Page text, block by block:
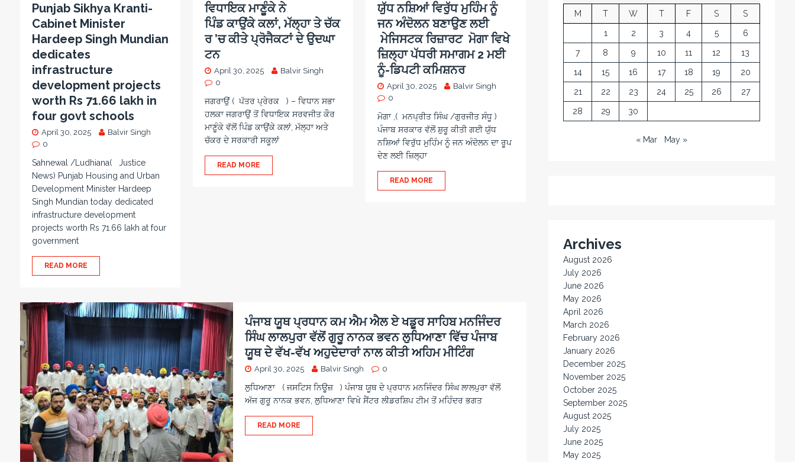
Punjab Sikhya Kranti-
Cabinet Minister
Hardeep Singh Mundian
dedicates
infrastructure
development projects
worth Rs 71.66 lakh in
four govt schools
April 30, 2025
Balvir Singh
0
Sahnewal /Ludhiana( Justice
News) Punjab Housing and Urban
Development Minister Hardeep
Singh Mundian today dedicated
infrastructure development
projects worth Rs 71.66 lakh at four
government
READ MORE
ਵਿਧਾਇਕ ਮਾਣੂੰਕੇ ਨੇ
ਪਿੰਡ ਕਾਉਂਕੇ ਕਲਾਂ, ਮੱਲ੍ਹਾ ਤੇ ਚੱਕ
ਰ ’ਚ ਕੀਤੇ ਪ੍ਰੋਜੈਕਟਾਂ ਦੇ ਉਦਘਾ
ਟਨ
April 30, 2025
Balvir Singh
0
ਜਗਰਾਉਂ ( ਪੱਤਰ ਪ੍ਰੇਰਕ ) – ਵਿਧਾਨ ਸਭਾ
ਹਲਕਾ ਜਗਰਾਉਂ ਤੋਂ ਵਿਧਾ‌ਇਕ ਸਰਵਜੀਤ ਕੌਰ
ਮਾਣੂੰਕੇ ਵੱਲੋਂ ਪਿੰਡ ਕਾਉਂਕੇ ਕਲਾਂ, ਮੱਲ੍ਹਾ ਅਤੇ
ਚੱਕਰ ਦੇ ਸਰਕਾਰੀ ਸਕੂਲਾਂ
READ MORE
ਯੁੱਧ ਨਸ਼ਿਆਂ ਵਿਰੁੱਧ ਮੁਹਿੰਮ ਨੂੰ
ਜਨ ਅੰਦੋਲਨ ਬਣਾਉਣ ਲਈ
ਮੇਜਿਸਟਕ ਰਿਜ਼ਾਰਟ ਮੋਗਾ ਵਿਖੇ
ਜ਼ਿਲ੍ਹਾ ਪੱਧਰੀ ਸਮਾਗਮ 2 ਮਈ
ਨੂੰ-ਡਿਪਟੀ ਕਮਿਸ਼ਨਰ
April 30, 2025
Balvir Singh
0
ਮੋਗਾ ,( ਮਨਪ੍ਰੀਤ ਸਿੰਘ /ਗੁਰਜੀਤ ਸੰਧੂ )
ਪੰਜਾਬ ਸਰਕਾਰ ਵੱਲੋਂ ਸ਼ੁਰੂ ਕੀਤੀ ਗਈ ਯੁੱਧ
ਨਸ਼ਿਆਂ ਵਿਰੁੱਧ ਮੁਹਿੰਮ ਨੂੰ ਜਨ ਅੰਦੋਲਨ ਦਾ ਰੂਪ
ਦੇਣ ਲਈ ਜ਼ਿਲ੍ਹਾ
READ MORE
ਪੰਜਾਬ ਯੂਥ ਪ੍ਰਧਾਨ ਕਮ ਐਮ ਐਲ ਏ ਖਡੂਰ ਸਾਹਿਬ ਮਨਜਿੰਦਰ
ਸਿੰਘ ਲਾਲਪੁਰਾ ਵੱਲੋਂ ਗੁਰੂ ਨਾਨਕ ਭਵਨ ਲੁਧਿਆਣਾ ਵਿੱਚ ਪੰਜਾਬ
ਯੂਥ ਦੇ ਵੱਖ-ਵੱਖ ਅਹੁਦੇਦਾਰਾਂ ਨਾਲ ਕੀਤੀ ਅਹਿਮ ਮੀਟਿੰਗ
April 30, 2025 Balvir Singh 0
ਲੁਧਿਆਣਾ ( ਜਸਟਿਸ ਨਿਊਜ਼ ) ਪੰਜਾਬ ਯੂਥ ਦੇ ਪ੍ਰਧਾਨ ਮਨਜਿੰਦਰ ਸਿੰਘ ਲਾਲਪੁਰਾ ਵੱਲੋਂ
ਅੱਜ ਗੁਰੂ ਨਾਨਕ ਭਵਨ, ਲੁਧਿਆਣਾ ਵਿਖੇ ਸੈਂਟਰ ਲੀਡਰਸ਼ਿਪ ਟੀਮ ਤੋਂ ਮਹਿੰਦਰ ਭਗਤ
READ MORE
M T W T F S S
1 2 3 4 5 6
7 8 9 10 11 12 13
14 15 16 17 18 19 20
21 22 23 24 25 26 27
28 29 30
« Mar May »
Archives
August 2026
July 2026
June 2026
May 2026
April 2026
March 2026
February 2026
January 2026
December 2025
November 2025
October 2025
September 2025
August 2025
July 2025
June 2025
May 2025